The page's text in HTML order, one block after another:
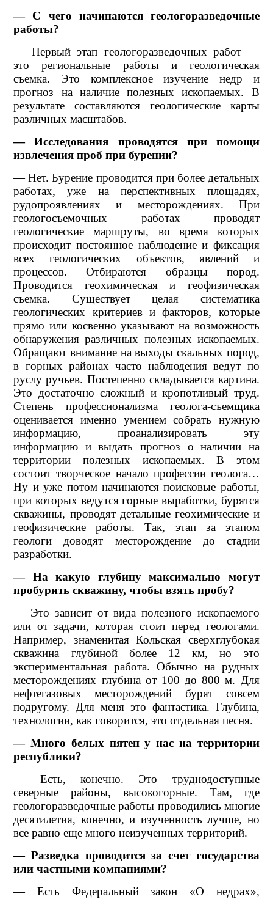
— С чего начинаются геологоразведочные
работы?
— Первый этап геологоразведочных работ —
это региональные работы и геологическая
съемка. Это комплексное изучение недр и
прогноз на наличие полезных ископаемых. В
результате составляются геологические карты
различных масштабов.
— Исследования проводятся при помощи
извлечения проб при бурении?
— Нет. Бурение проводится при более детальных
работах, уже на перспективных площадях,
рудопроявлениях и месторождениях. При
геологосъемочных работах проводят
геологические маршруты, во время которых
происходит постоянное наблюдение и фиксация
всех геологических объектов, явлений и
процессов. Отбираются образцы пород.
Проводится геохимическая и геофизическая
съемка. Существует целая систематика
геологических критериев и факторов, которые
прямо или косвенно указывают на возможность
обнаружения различных полезных ископаемых.
Обращают внимание на выходы скальных пород,
в горных районах часто наблюдения ведут по
руслу ручьев. Постепенно складывается картина.
Это достаточно сложный и кропотливый труд.
Степень профессионализма геолога-съемщика
оценивается именно умением собрать нужную
информацию, проанализировать эту
информацию и выдать прогноз о наличии на
территории полезных ископаемых. В этом
состоит творческое начало профессии геолога…
Ну и уже потом начинаются поисковые работы,
при которых ведутся горные выработки, бурятся
скважины, проводят детальные геохимические и
геофизические работы. Так, этап за этапом
геологи доводят месторождение до стадии
разработки.
— На какую глубину максимально могут
пробурить скважину, чтобы взять пробу?
— Это зависит от вида полезного ископаемого
или от задачи, которая стоит перед геологами.
Например, знаменитая Кольская сверхглубокая
скважина глубиной более 12 км, но это
экспериментальная работа. Обычно на рудных
месторождениях глубина от 100 до 800 м. Для
нефтегазовых месторождений бурят совсем
подругому. Для меня это фантастика. Глубина,
технологии, как говорится, это отдельная песня.
— Много белых пятен у нас на территории
республики?
— Есть, конечно. Это труднодоступные
северные районы, высокогорные. Там, где
геологоразведочные работы проводились многие
десятилетия, конечно, и изученность лучше, но
все равно еще много неизученных территорий.
— Разведка проводится за счет государства
или частными компаниями?
— Есть Федеральный закон «О недрах»,